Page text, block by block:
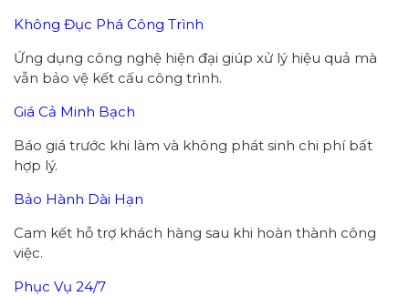
Không Đục Phá Công Trình
Ứng dụng công nghệ hiện đại giúp xử lý hiệu quả mà
vẫn bảo vệ kết cấu công trình.
Giá Cả Minh Bạch
Báo giá trước khi làm và không phát sinh chi phí bất
hợp lý.
Bảo Hành Dài Hạn
Cam kết hỗ trợ khách hàng sau khi hoàn thành công
việc.
Phục Vụ 24/7